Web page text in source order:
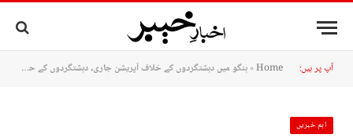
آپ پر ہیں: Home
»ہنگو میں دہشتگردوں کے خلاف آپریشن جاری، دہشتگردوں کے حملوں میں 6 شہری شہید، 13 زخمی
اہم خبریں